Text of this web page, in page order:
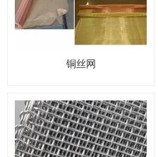
铜丝网